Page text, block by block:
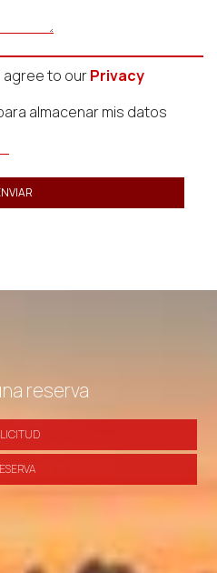
agree to ourPrivacy
almacenar mis datos
reserva